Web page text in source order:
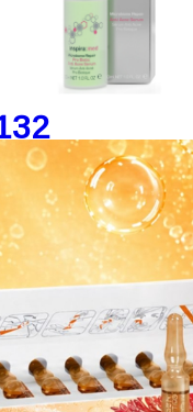
Pro
Anti
Serum
sérum proti
30 ml